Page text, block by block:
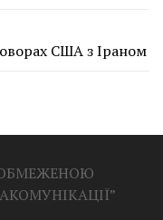
США з Іраном
ОБМЕЖЕНОЮ